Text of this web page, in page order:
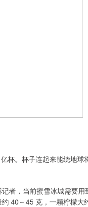
杯。杯子连起来能绕地球
者，当前蜜雪冰城需要用
40～45 克，一颗柠檬大